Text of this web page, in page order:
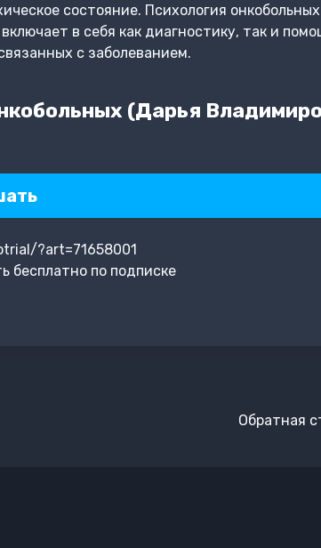
состояние. Психология
в себя как диагностику, так и
с заболеванием.
(Дарья
?art=71658001
бесплатно по подписке
Обратная